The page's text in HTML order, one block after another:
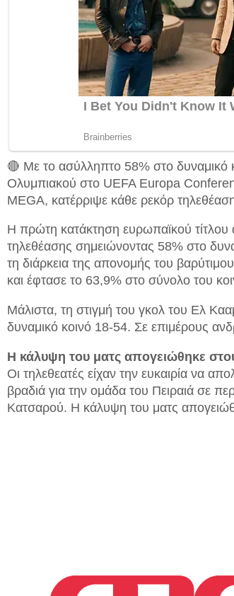
🔴 Με το ασύλληπτο 58% στο δυναμικό
Ολυμπιακού στο UEFA Europa
MEGA, κατέρριψε κάθε ρεκόρ
Η πρώτη κατάκτηση ευρωπαϊκού
τηλεθέασης σημειώνοντας 58% στο
τη διάρκεια της απονομής του
και έφτασε το 63,9% στο σύνολο του
Μάλιστα, τη στιγμή του γκολ του Ελ
δυναμικό κοινό 18-54. Σε επιμέρους
Η κάλυψη του ματς απογειώθηκε
Οι τηλεθεατές είχαν την ευκαιρία να
βραδιά για την ομάδα του Πειραιά σε
Κατσαρού. Η κάλυψη του ματς